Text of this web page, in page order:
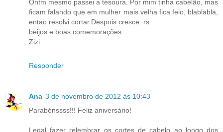
Ontm mesmo passei a tesoura. Por mim tinha cabelão, mas
ficam falando que em mulher mais velha fica feio, blablabla,
entao resolvi cortar.Despois cresce. rs
beijos e boas comemorações
Zizi
Responder
Ana 3 de novembro de 2012 às 10:43
Parabénssss!!! Feliz aniversário!
Legal fazer relembrar os cortes de cabelo ao longo dos